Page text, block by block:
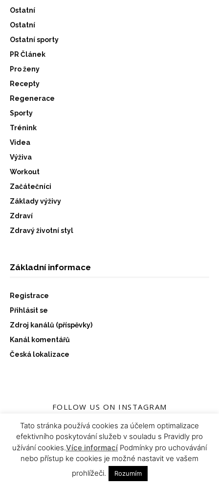
Ostatní
Ostatní
Ostatní sporty
PR Článek
Pro ženy
Recepty
Regenerace
Sporty
Trénink
Videa
Výživa
Workout
Začátečníci
Základy výživy
Zdraví
Zdravý životní styl
Základní informace
Registrace
Přihlásit se
Zdroj kanálů (příspěvky)
Kanál komentářů
Česká lokalizace
FOLLOW US ON INSTAGRAM
@ONLY.FITNESS.HEALTH
Tato stránka používá cookies za účelem optimalizace
efektivního poskytování služeb v souladu s Pravidly pro
užívání cookies.Více informací Podmínky pro uchovávání
nebo přístup ke cookies je možné nastavit ve vašem
prohlížeči.
Rozumím